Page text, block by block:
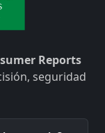
Reports
seguridad